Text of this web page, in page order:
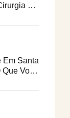
De
Em Santa
Que Você